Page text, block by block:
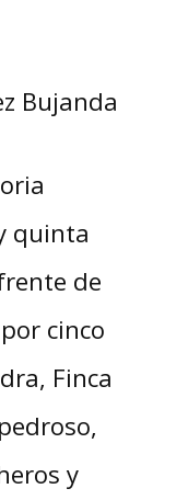
Bujanda
quinta
de
cinco
Finca
y